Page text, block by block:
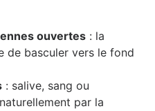
ouvertes : la
de basculer vers le fond
: salive, sang ou
par la